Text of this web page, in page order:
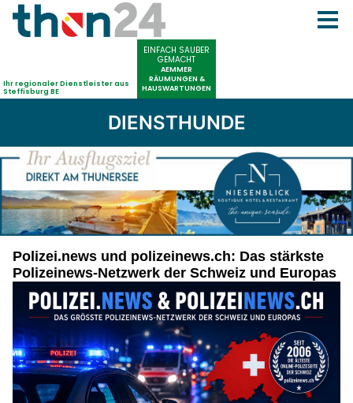
DIENSTHUNDE
Polizei.news und polizeinews.ch: Das stärkste
Polizeinews-Netzwerk der Schweiz und Europas